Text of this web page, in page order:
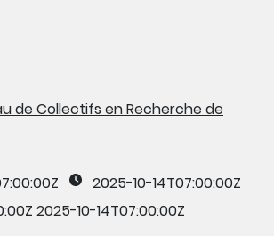
de Collectifs en Recherche de
2025-10-14T07:00:00Z
2025-10-14T07:00:00Z